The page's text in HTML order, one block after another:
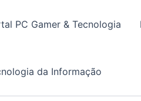
PC Gamer & Tecnologia
da Informação